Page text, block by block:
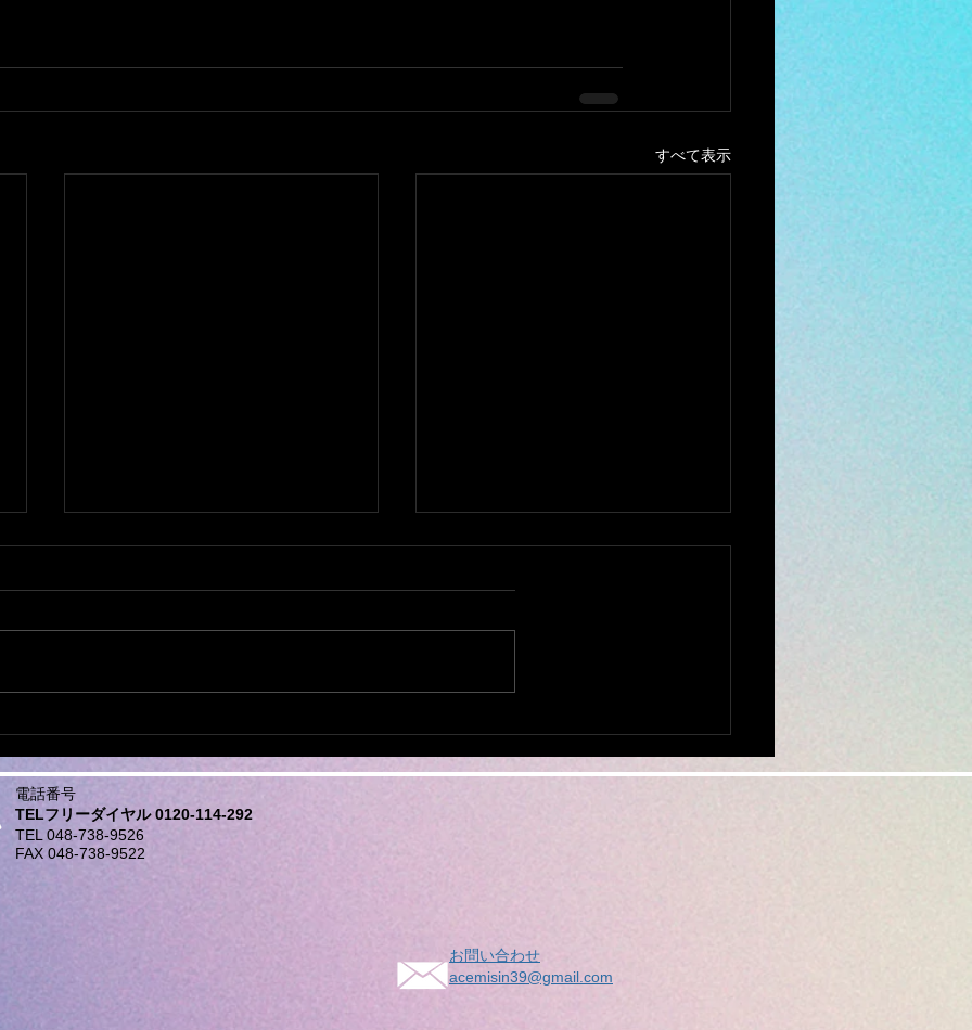
すべて表示
ミシンの修理なら おまかせ
す。 ダンボール、や、みかん箱
き詰めて、 ガムテープで、フタ
を閉めてお送りください。...
他店で断られた ミシン修理
す。 ダンボール、や、みかん箱
き詰めて、 ガムテープで、フタ
電話番号
TELフリーダイヤル 0120-114-292
TEL 048-738-9526
FAX 048-738-9522
お問い合わせ
acemisin39@gmail.com